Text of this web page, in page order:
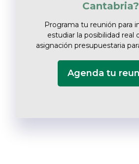
Cantabria?
Programa tu reunión para
estudiar la posibilidad real
asignación presupuestaria
Agenda tu